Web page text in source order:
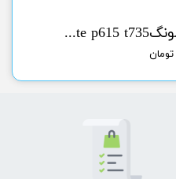
قلم اصلی تبلت سامسونگorg pen tab sam s6 lite p615 t735